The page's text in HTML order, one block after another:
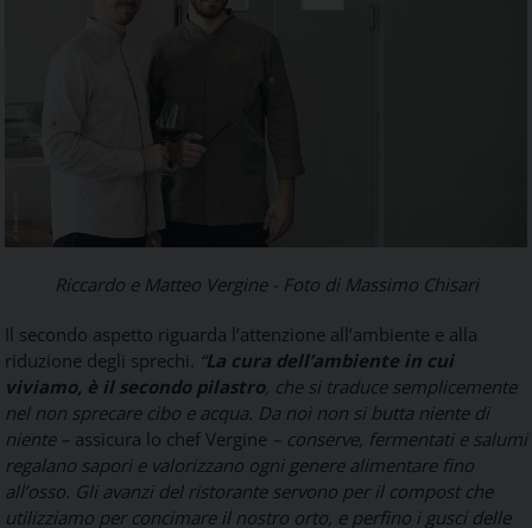
Riccardo e Matteo Vergine - Foto di Massimo Chisari
Il secondo aspetto riguarda l’attenzione all’ambiente e alla
riduzione degli sprechi. “La cura dell’ambiente in cui
viviamo, è il secondo pilastro, che si traduce semplicemente
nel non sprecare cibo e acqua. Da noi non si butta niente di
niente –
assicura lo chef Vergine – conserve, fermentati e salumi
regalano sapori e valorizzano ogni genere alimentare fino
all’osso. Gli avanzi del ristorante servono per il compost che
utilizziamo per concimare il nostro orto, e perfino i gusci delle